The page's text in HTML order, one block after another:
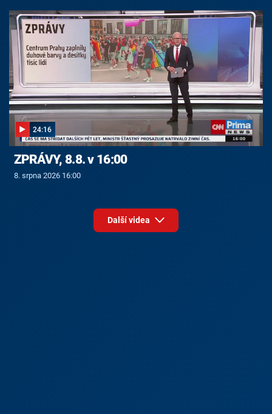
24:16
ZPRÁVY, 8.8. v 16:00
8. srpna 2026 16:00
Další videa